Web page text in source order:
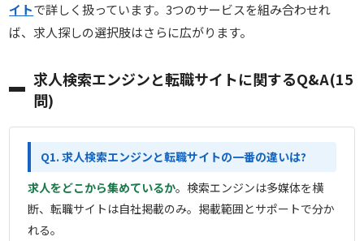
イトで詳しく扱っています。3つのサービスを組み合わせれ
ば、求人探しの選択肢はさらに広がります。
求人検索エンジンと転職サイトに関するQ&A(15
問)
Q1. 求人検索エンジンと転職サイトの一番の違いは?
求人をどこから集めているか。検索エンジンは多媒体を横
断、転職サイトは自社掲載のみ。掲載範囲とサポートで分か
れる。